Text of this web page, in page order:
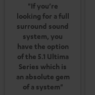
"If you’re
looking for a full
surround sound
system, you
have the option
of the 5.1 Ultima
Series which is
an absolute gem
of a system"